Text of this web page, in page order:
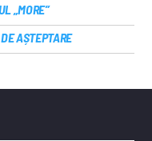
„MORE”
AȘTEPTARE